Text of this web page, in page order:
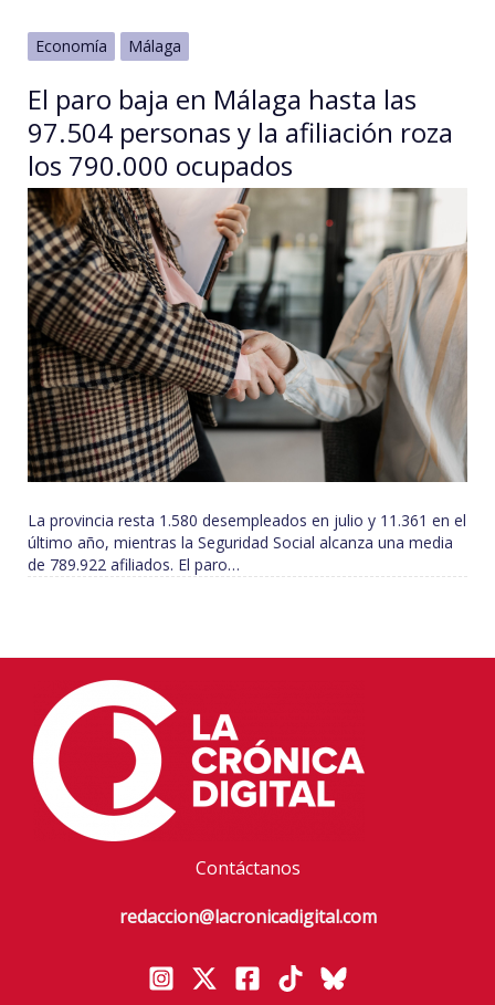
Economía Málaga
El paro baja en Málaga hasta las
97.504 personas y la afiliación roza
los 790.000 ocupados
La provincia resta 1.580 desempleados en julio y 11.361 en el
último año, mientras la Seguridad Social alcanza una media
de 789.922 afiliados. El paro…
Contáctanos
redaccion@lacronicadigital.com